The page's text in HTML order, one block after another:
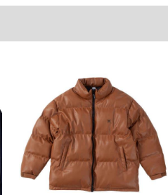
品交換不可とさせて頂いております。予め
げ無料対象商品は1本につき税込6,000円以
料（500円+税）となります。）
場合がございます。
りますので、予めご了承下さい。
ます。(例：裾にファスナーや調節ひもが付
等)
います。また、お客様がご使用の環境（コ